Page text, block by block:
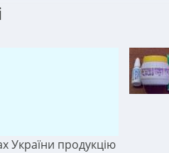
України продукцію